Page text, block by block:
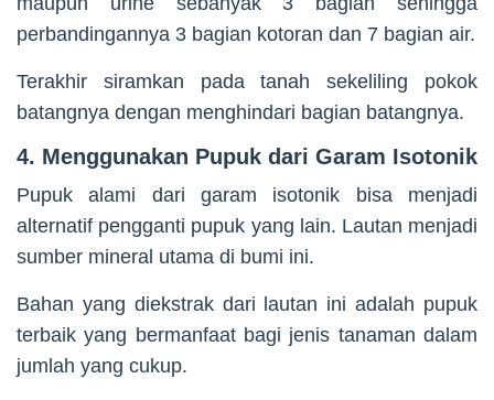
perbandingannya 3 bagian kotoran dan 7 bagian air.
Terakhir siramkan pada tanah sekeliling pokok
batangnya dengan menghindari bagian batangnya.
4. Menggunakan Pupuk dari Garam Isotonik
Pupuk alami dari garam isotonik bisa menjadi
alternatif pengganti pupuk yang lain. Lautan menjadi
sumber mineral utama di bumi ini.
Bahan yang diekstrak dari lautan ini adalah pupuk
terbaik yang bermanfaat bagi jenis tanaman dalam
jumlah yang cukup.